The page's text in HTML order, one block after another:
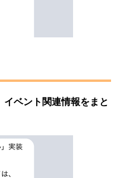
イベント関連情報をまと